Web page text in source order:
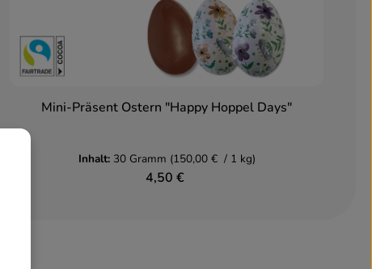
Mini-Präsent Ostern "Happy Hoppel Days"
Inhalt: 30 Gramm (150,00 € / 1 kg)
4,50 €